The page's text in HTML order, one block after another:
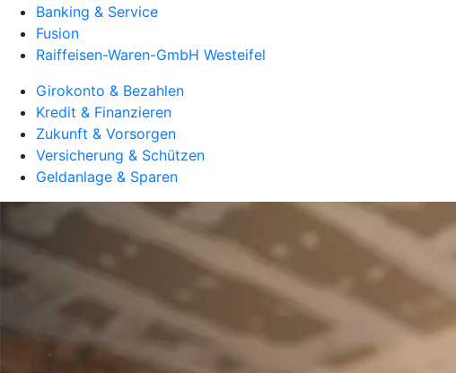
Banking & Service
Fusion
Raiffeisen-Waren-GmbH Westeifel
Girokonto & Bezahlen
Kredit & Finanzieren
Zukunft & Vorsorgen
Versicherung & Schützen
Geldanlage & Sparen